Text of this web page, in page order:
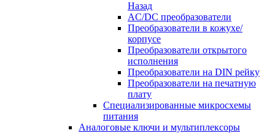
Назад
AC/DC преобразователи
Преобразователи в кожухе/
корпусе
Преобразователи открытого
исполнения
Преобразователи на DIN рейку
Преобразователи на печатную
плату
Специализированные микросхемы
питания
Аналоговые ключи и мультиплексоры